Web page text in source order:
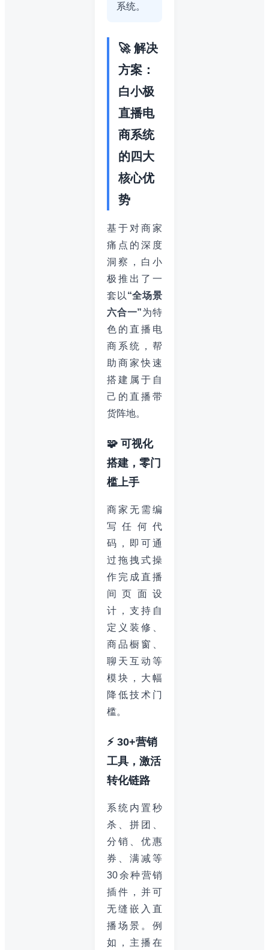
系统。
🚀 解决
方案：
白小极
直播电
商系统
的四大
核心优
势
基于对商家
痛点的深度
洞察，白小
极推出了一
套以 “全场景
六合一”为特
色的直播电
商系统，帮
助商家快速
搭建属于自
己的直播带
货阵地。
🧩 可视化
搭建，零门
槛上手
商家无需编
写任何代
码，即可通
过拖拽式操
作完成直播
间页面设
计，支持自
定义装修、
商品橱窗、
聊天互动等
模块，大幅
降低技术门
槛。
⚡ 30+营销
工具，激活
转化链路
系统内置秒
杀、拼团、
分销、优惠
券、满减等
30余种营销
插件，并可
无缝嵌入直
播场景。例
如，主播在